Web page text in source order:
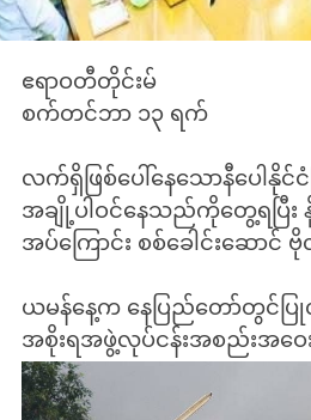
ဧရာဝတီတိုင်းမ်
စက်တင်ဘာ ၁၃ ရက်
လက်ရှိဖြစ်ပေါ်နေသောနီပေါနို
အချို့ပါဝင်နေသည်ကိုတွေ့ရပြီ
အပ်ကြောင်း စစ်ခေါင်းဆောင်
ယမန်နေ့က နေပြည်တော်တွင်ပ
အစိုးရအဖွဲ့လုပ်ငန်းအစည်းအဝေး